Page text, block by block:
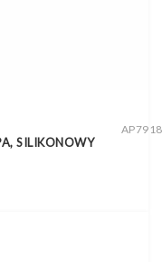
SILIKONOWY